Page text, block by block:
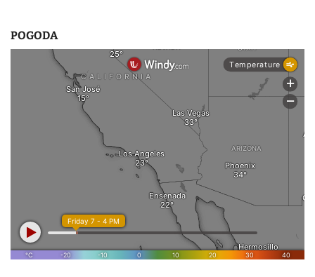
POGODA